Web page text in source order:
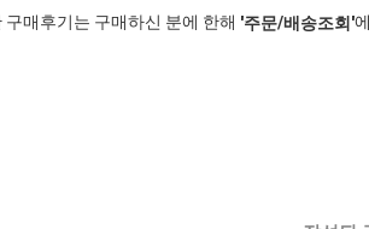
구매후기는 구매하신 분에 한해 '주문/배송조회'